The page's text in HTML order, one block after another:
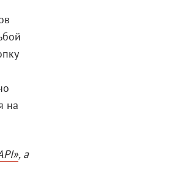
на
, а